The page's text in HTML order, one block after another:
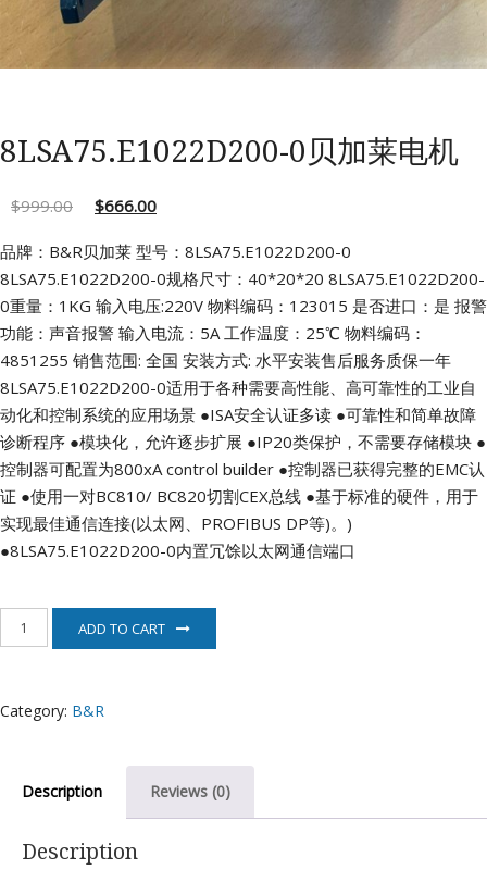
8LSA75.E1022D200-0贝加莱电机
$999.00 $666.00
品牌：B&R贝加莱 型号：8LSA75.E1022D200-0
8LSA75.E1022D200-0规格尺寸：40*20*20 8LSA75.E1022D200-
0重量：1KG 输入电压:220V 物料编码：123015 是否进口：是 报警
功能：声音报警 输入电流：5A工作温度：25℃ 物料编码：
4851255 销售范围: 全国 安装方式: 水平安装售后服务质保一年
8LSA75.E1022D200-0适用于各种需要高性能、高可靠性的工业自
动化和控制系统的应用场景 ●ISA安全认证多读 ●可靠性和简单故障
诊断程序 ●模块化，允许逐步扩展 ●IP20类保护，不需要存储模块 ●
控制器可配置为800xA control builder ●控制器已获得完整的EMC认
证 ●使用一对BC810/ BC820切割CEX总线 ●基于标准的硬件，用于
实现最佳通信连接(以太网、PROFIBUS DP等)。)
●8LSA75.E1022D200-0内置冗馀以太网通信端口
电
ADD TO CART
Category: B&R
Description Reviews (0)
Description